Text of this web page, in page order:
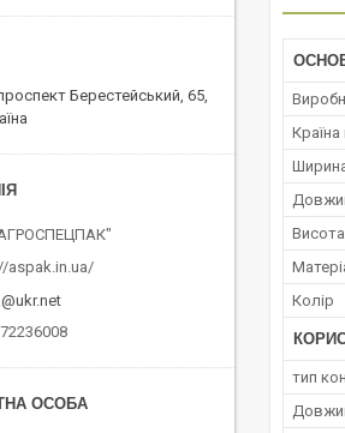
Висота
Колір
тип
Берестейський, 65,
aspak.in.ua/